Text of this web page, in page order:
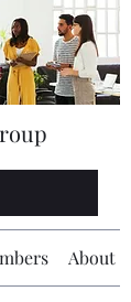
About